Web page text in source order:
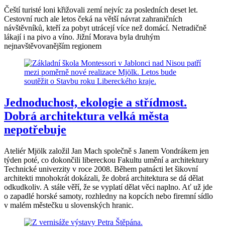
Čeští turisté loni křižovali zemí nejvíc za posledních deset let.
Cestovní ruch ale letos čeká na větší návrat zahraničních
návštěvníků, kteří za pobyt utrácejí více než domácí. Netradičně
lákají i na pivo a víno. Jižní Morava byla druhým
nejnavštěvovanějším regionem
Jednoduchost, ekologie a střídmost.
Dobrá architektura velká města
nepotřebuje
Ateliér Mjölk založil Jan Mach společně s Janem Vondrákem jen
týden poté, co dokončili libereckou Fakultu umění a architektury
Technické univerzity v roce 2008. Během patnácti let šikovní
architekti mnohokrát dokázali, že dobrá architektura se dá dělat
odkudkoliv. A stále věří, že se vyplatí dělat věci naplno. Ať už jde
o zapadlé horské samoty, rozhledny na kopcích nebo firemní sídlo
v malém městečku u slovenských hranic.